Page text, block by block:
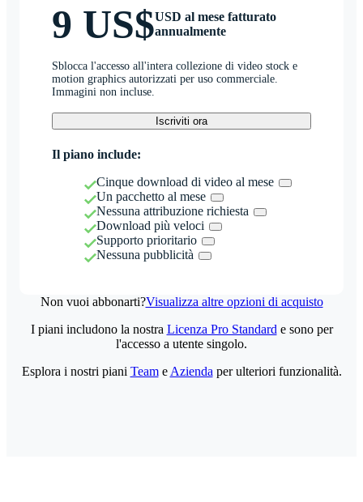
9 US$USD al mese fatturato
annualmente
Sblocca l'accesso all'intera collezione di video stock e
motion graphics autorizzati per uso commerciale.
Immagini non incluse.
Iscriviti ora
Il piano include:
Cinque download di video al mese
Un pacchetto al mese
Nessuna attribuzione richiesta
Download più veloci
Supporto prioritario
Nessuna pubblicità
Non vuoi abbonarti?Visualizza altre opzioni di acquisto
I piani includono la nostra Licenza Pro Standard e sono per
l'accesso a utente singolo.
Esplora i nostri piani Teame Azienda per ulteriori funzionalità.